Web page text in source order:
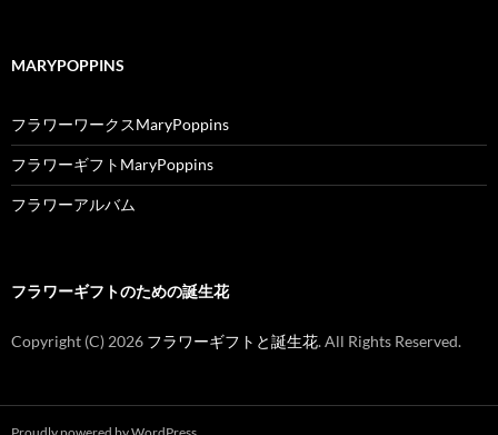
MARYPOPPINS
フラワーワークスMaryPoppins
フラワーギフトMaryPoppins
フラワーアルバム
フラワーギフトのための誕生花
Copyright (C) 2026 フラワーギフトと誕生花. All Rights Reserved.